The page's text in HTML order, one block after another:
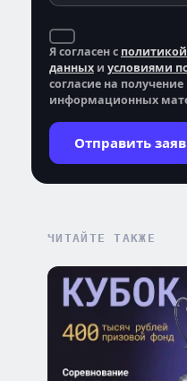
Я согласен с
данных и условиями
согласие на
информационных
Отправить
ЧИТАЙТЕ ТАКЖЕ